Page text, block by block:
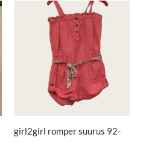
girl2girl romper suurus 92-